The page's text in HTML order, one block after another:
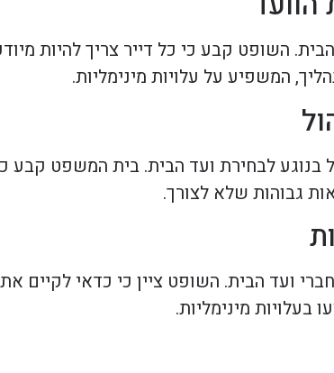
השופט קבע כי כל דייר צריך להיות
המשפיע על עלויות מינימליות.
לבחירת ועד הבית. בית המשפט קבע
גבוהות שלא לצורך.
ועד הבית. השופט ציין כי כדאי לקיים
בעלויות מינימליות.